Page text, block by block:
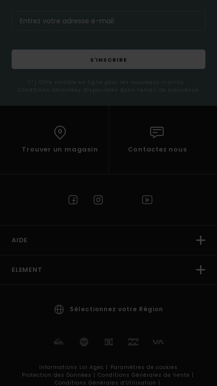
S'INSCRIRE
(*) Offre valable en ligne pour les nouveaux inscrits -
Conditions détaillées disponibles dans l'email de bienvenue
Trouver un magasin Contactez nous
AIDE
ELEMENT
Sélectionnez votre Région
Informations Loi Agec | Paramètres de cookies
Protection des Données | Conditions Générales de Vente |
Conditions Générales d'Utilisation |